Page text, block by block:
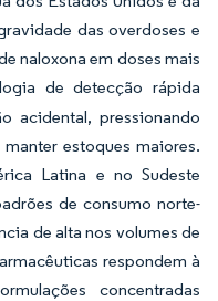
das overdoses e
naloxona em doses mais
de detecção rápida
acidental, pressionando
estoques maiores.
Latina e no Sudeste
de consumo norte-
de alta nos volumes de
respondem à
concentradas